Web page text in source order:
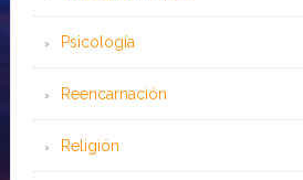
Psicología
Reencarnación
Religión